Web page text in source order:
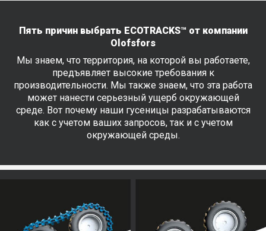
Пять причин выбрать ECOTRACKS™ от компании
Olofsfors
Мы знаем, что территория, на которой вы работаете,
предъявляет высокие требования к
производительности. Мы также знаем, что эта работа
может нанести серьезный ущерб окружающей
среде. Вот почему наши гусеницы разрабатываются
как с учетом ваших запросов, так и с учетом
окружающей среды.